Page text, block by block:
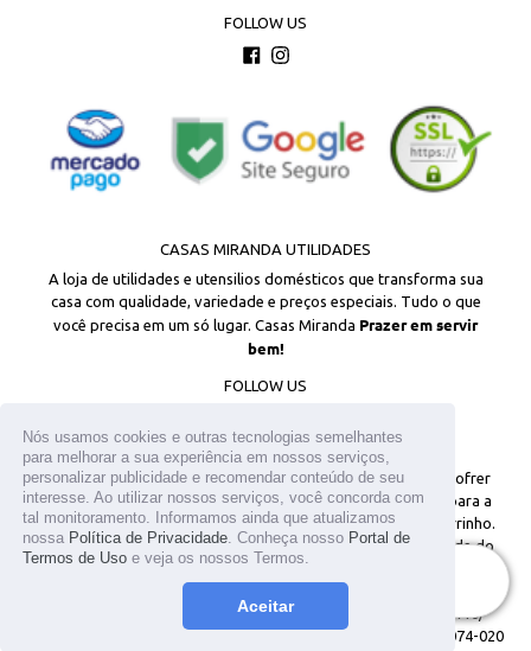
Nós usamos cookies e outras tecnologias semelhantes
para melhorar a sua experiência em nossos serviços,
personalizar publicidade e recomendar conteúdo de seu
interesse. Ao utilizar nossos serviços, você concorda com
tal monitoramento. Informamos ainda que atualizamos
nossa Política de Privacidade . Conheça nosso Portal de
Termos de Uso e veja os nossos Termos.
Aceitar
ESGOTADO
FOLLOW US
FacebookInstagram
CASAS MIRANDA UTILIDADES
A loja de utilidades e utensilios domésticos que transforma sua
casa com qualidade, variedade e preços especiais. Tudo o que
você precisa em um só lugar. Casas Miranda Prazer em servir
bem!
FOLLOW US
© 2026Todos os direitos reservados. Os estoques podem sofrer
alterações sem aviso prévio. Os preços são válidos apenas para a
loja virtual. Em caso de divergência, o preço válido é o do carrinho.
As fotos aqui veiculadas, logotipo e marca são de propriedade do
site www.casasmiranda.com.br. É vetada a sua reprodução, total ou
parcial, sem a expressa autorização. T.MIKAMI UTENSILIOS LTDA /
CNPJ: 25.317.659/0001-05 / Inscrição Estadual: 141.096.449.110/
Endereço: R Antonio Raposo n° 12 - Lapa - São Paulo Cep: 05074-020